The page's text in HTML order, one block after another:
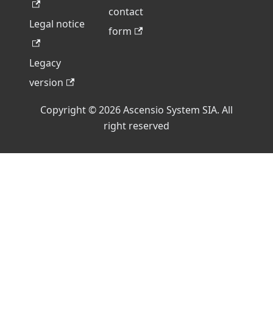
Legal notice
Legacy
version
contact
form
Copyright © 2026 Ascensio System SIA. All
right reserved